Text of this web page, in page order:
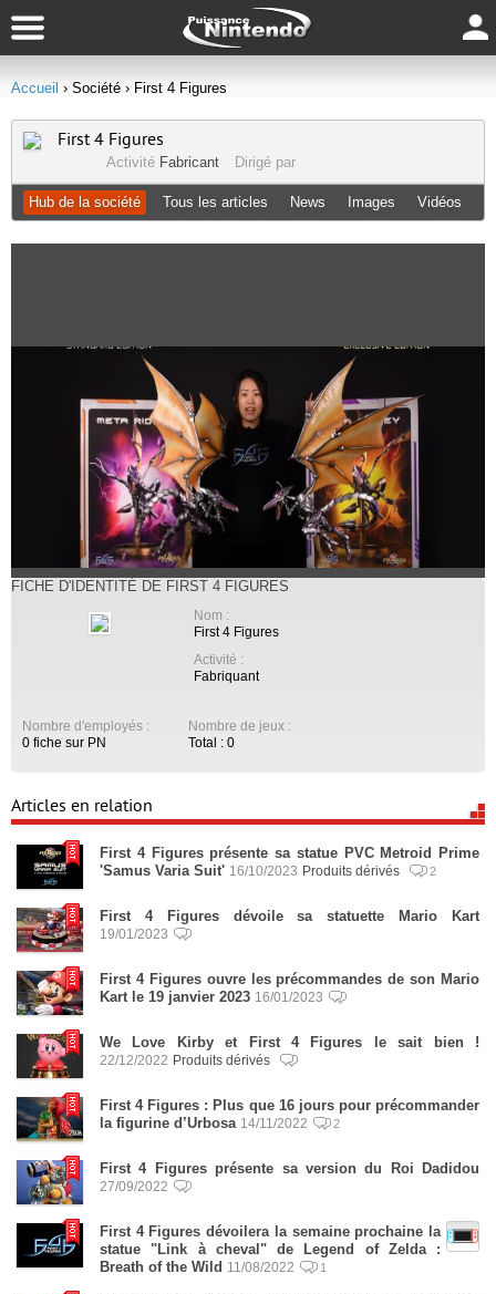
Accueil › Société › First 4 Figures
First 4 Figures
Activité Fabricant Dirigé par
Hub de la société Tous les articles News Images Vidéos
FICHE D'IDENTITÉ DE FIRST 4 FIGURES
Nom :
First 4 Figures
Activité :
Fabriquant
Nombre d'employés :
0 fiche sur PN
Nombre de jeux :
Total : 0
Articles en relation
First 4 Figures présente sa statue PVC Metroid Prime
'Samus Varia Suit' 16/10/2023 Produits dérivés 2
First 4 Figures dévoile sa statuette Mario Kart
19/01/2023
First 4 Figures ouvre les précommandes de son Mario
Kart le 19 janvier 2023 16/01/2023
We Love Kirby et First 4 Figures le sait bien !
22/12/2022 Produits dérivés
First 4 Figures : Plus que 16 jours pour précommander
la figurine d’Urbosa 14/11/2022 2
First 4 Figures présente sa version du Roi Dadidou
27/09/2022
First 4 Figures dévoilera la semaine prochaine la
statue "Link à cheval" de Legend of Zelda :
Breath of the Wild 11/08/2022 1